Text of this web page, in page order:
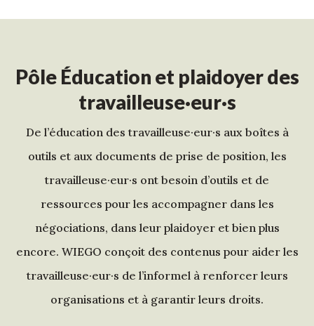
Pôle Éducation et plaidoyer des
travailleuse·eur·s
De l’éducation des travailleuse·eur·s aux boîtes à
outils et aux documents de prise de position, les
travailleuse·eur·s ont besoin d’outils et de
ressources pour les accompagner dans les
négociations, dans leur plaidoyer et bien plus
encore. WIEGO conçoit des contenus pour aider les
travailleuse·eur·s de l’informel à renforcer leurs
organisations et à garantir leurs droits.